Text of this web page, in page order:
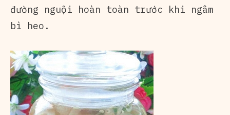
đường nguội hoàn toàn trước khi ngâm
bì heo.